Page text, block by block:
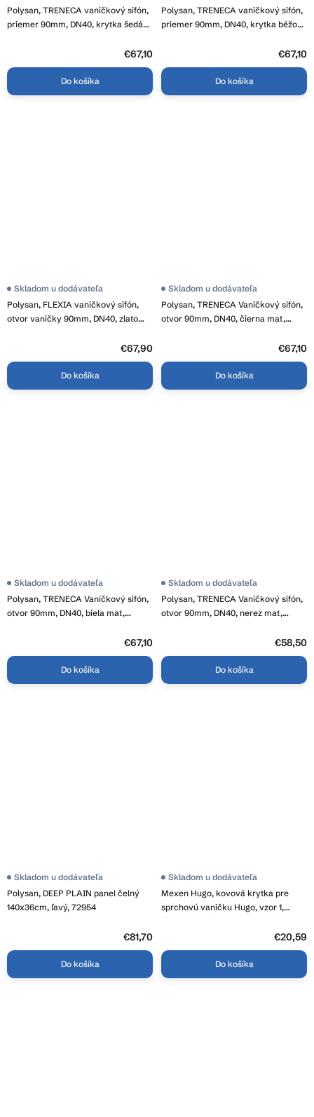
Polysan, TRENECA vaničkový sifón,
priemer 90mm, DN40, krytka šedá
€67,10
Do košíka
Polysan, TRENECA vaničkový sifón,
priemer 90mm, DN40, krytka béžová
€67,10
Do košíka
Polysan, FLEXIA vaničkový sifón,
otvor vaničky 90mm, DN40, zlato
Skladom u dodávateľa
€67,90
Do košíka
Polysan, TRENECA Vaničkový sifón,
otvor 90mm, DN40, čierna mat,
Skladom u dodávateľa
€67,10
Do košíka
Polysan, TRENECA Vaničkový sifón,
otvor 90mm, DN40, biela mat,
Skladom u dodávateľa
€67,10
Do košíka
Polysan, TRENECA Vaničkový sifón,
otvor 90mm, DN40, nerez mat,
Skladom u dodávateľa
€58,50
Do košíka
Polysan, DEEP PLAIN panel čelný
140x36cm, ľavý, 72954
Skladom u dodávateľa
€81,70
Do košíka
Mexen Hugo, kovová krytka pre
sprchovú vaničku Hugo, vzor 1,
čierna matná, 42910070
Skladom u dodávateľa
€20,59
Do košíka